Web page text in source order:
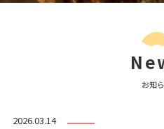
お知
2026.03.14